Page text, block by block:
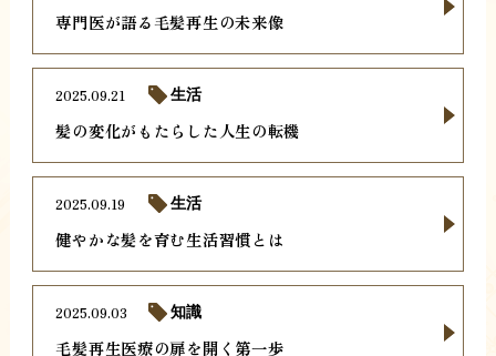
専門医が語る毛髪再生の未来像
髪の変化がもたらした人生の転機
2025.09.21 生活
健やかな髪を育む生活習慣とは
2025.09.19 生活
毛髪再生医療の扉を開く第一歩
2025.09.03 知識